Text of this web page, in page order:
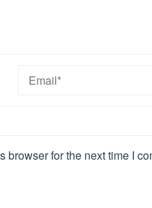
for the next time I